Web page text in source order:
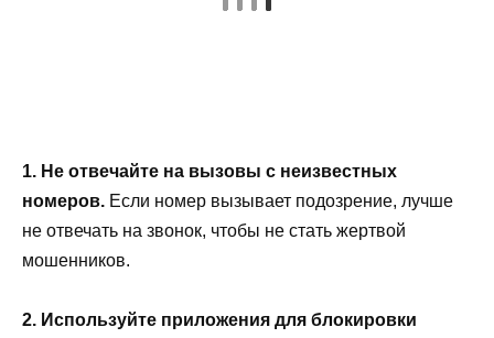
1. Не отвечайте на вызовы с неизвестных
номеров. Если номер вызывает подозрение, лучше
не отвечать на звонок, чтобы не стать жертвой
мошенников.
2. Используйте приложения для блокировки